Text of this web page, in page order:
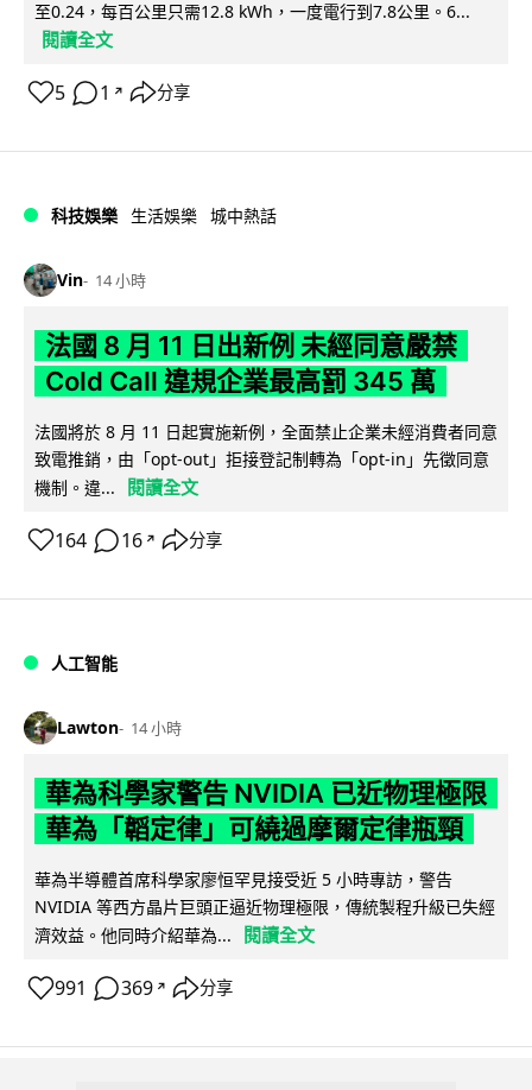
至0.24，每百公里只需12.8 kWh，一度電行到7.8公里。6...
閱讀全文
5 1 ↗ 分享
科技娛樂 生活娛樂 城中熱話
Vin 14 小時
法國 8 月 11 日出新例 未經同意嚴禁
Cold Call 違規企業最高罰 345 萬
法國將於 8 月 11 日起實施新例，全面禁止企業未經消費者同意
致電推銷，由「opt-out」拒接登記制轉為「opt-in」先徵同意
機制。違...
閱讀全文
164 16 ↗ 分享
人工智能
Lawton 14 小時
華為科學家警告 NVIDIA 已近物理極限
華為「韜定律」可繞過摩爾定律瓶頸
華為半導體首席科學家廖恒罕見接受近 5 小時專訪，警告
NVIDIA 等西方晶片巨頭正逼近物理極限，傳統製程升級已失經
濟效益。他同時介紹華為...
閱讀全文
991 369 ↗ 分享